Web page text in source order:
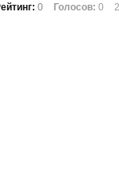
0 Голосов: 0